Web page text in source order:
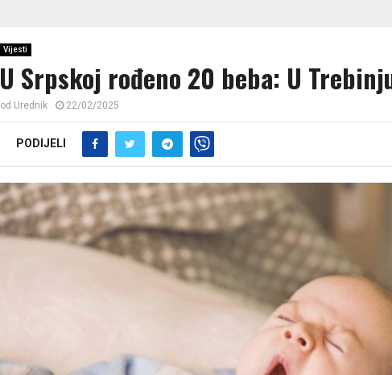
Vijesti
U Srpskoj rođeno 20 beba: U
od Urednik 22/02/2025
PODIJELI